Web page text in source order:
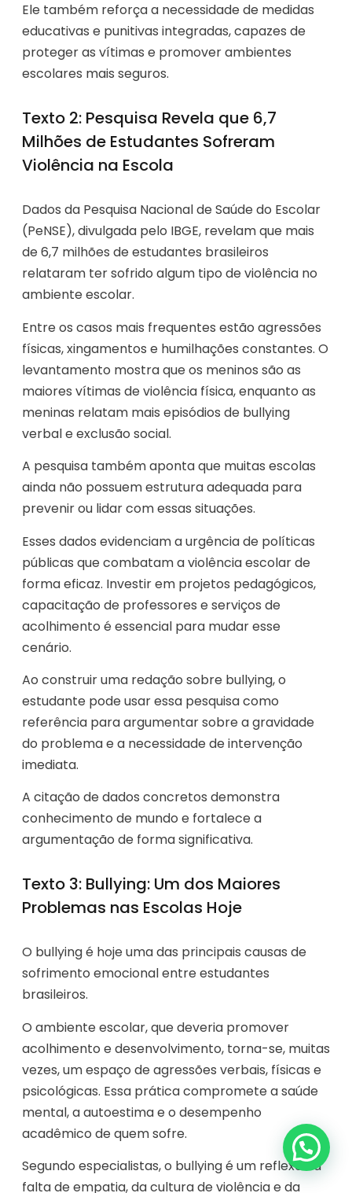
Ele também reforça a necessidade de medidas
educativas e punitivas integradas, capazes de
proteger as vítimas e promover ambientes
escolares mais seguros.
Texto 2: Pesquisa Revela que 6,7
Milhões de Estudantes Sofreram
Violência na Escola
Dados da Pesquisa Nacional de Saúde do Escolar
(PeNSE), divulgada pelo IBGE, revelam que mais
de 6,7 milhões de estudantes brasileiros
relataram ter sofrido algum tipo de violência no
ambiente escolar.
Entre os casos mais frequentes estão agressões
físicas, xingamentos e humilhações constantes. O
levantamento mostra que os meninos são as
maiores vítimas de violência física, enquanto as
meninas relatam mais episódios de bullying
verbal e exclusão social.
A pesquisa também aponta que muitas escolas
ainda não possuem estrutura adequada para
prevenir ou lidar com essas situações.
Esses dados evidenciam a urgência de políticas
públicas que combatam a violência escolar de
forma eficaz. Investir em projetos pedagógicos,
capacitação de professores e serviços de
acolhimento é essencial para mudar esse
cenário.
Ao construir uma redação sobre bullying, o
estudante pode usar essa pesquisa como
referência para argumentar sobre a gravidade
do problema e a necessidade de intervenção
imediata.
A citação de dados concretos demonstra
conhecimento de mundo e fortalece a
argumentação de forma significativa.
Texto 3: Bullying: Um dos Maiores
Problemas nas Escolas Hoje
O bullying é hoje uma das principais causas de
sofrimento emocional entre estudantes
brasileiros.
O ambiente escolar, que deveria promover
acolhimento e desenvolvimento, torna-se, muitas
vezes, um espaço de agressões verbais, físicas e
psicológicas. Essa prática compromete a saúde
mental, a autoestima e o desempenho
acadêmico de quem sofre.
Segundo especialistas, o bullying é um reflexo da
falta de empatia, da cultura de violência e da